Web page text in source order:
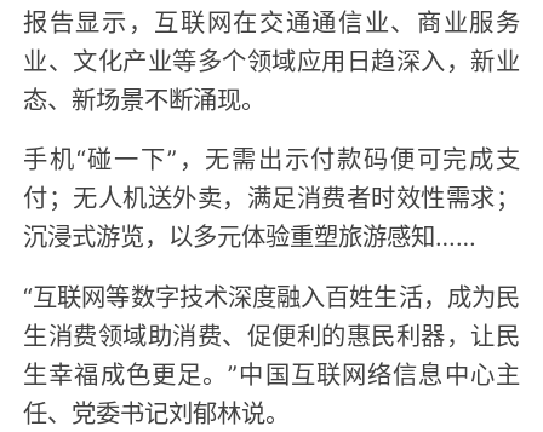
报告显示，互联网在交通通信业、商业服务
业、文化产业等多个领域应用日趋深入，新业
态、新场景不断涌现。
手机“碰一下”，无需出示付款码便可完成支
付；无人机送外卖，满足消费者时效性需求；
沉浸式游览，以多元体验重塑旅游感知……
“互联网等数字技术深度融入百姓生活，成为民
生消费领域助消费、促便利的惠民利器，让民
生幸福成色更足。”中国互联网络信息中心主
任、党委书记刘郁林说。